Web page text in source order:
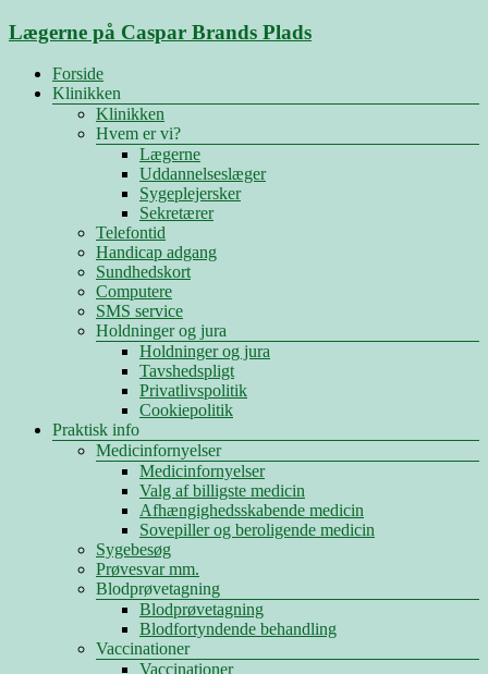
Skip
content
Lægerne på Caspar Brands Plads
Menu
Forside
Klinikken
Klinikken
Hvem er vi?
Lægerne
Uddannelseslæger
Sygeplejersker
Sekretærer
Telefontid
Handicap adgang
Sundhedskort
Computere
SMS service
Holdninger og jura
Holdninger og jura
Tavshedspligt
Privatlivspolitik
Cookiepolitik
Praktisk info
Medicinfornyelser
Medicinfornyelser
Valg af billigste medicin
Afhængighedsskabende medicin
Sovepiller og beroligende medicin
Sygebesøg
Prøvesvar mm.
Blodprøvetagning
Blodprøvetagning
Blodfortyndende behandling
Vaccinationer
Vaccinationer